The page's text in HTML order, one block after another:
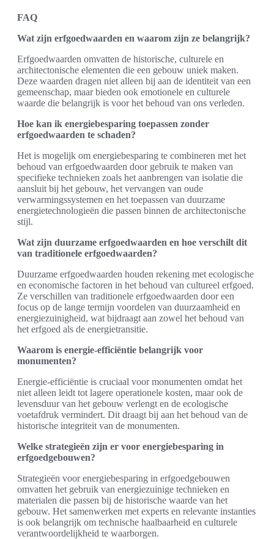
FAQ
Wat zijn erfgoedwaarden en waarom zijn ze belangrijk?
Erfgoedwaarden omvatten de historische, culturele en
architectonische elementen die een gebouw uniek maken.
Deze waarden dragen niet alleen bij aan de identiteit van een
gemeenschap, maar bieden ook emotionele en culturele
waarde die belangrijk is voor het behoud van ons verleden.
Hoe kan ik energiebesparing toepassen zonder
erfgoedwaarden te schaden?
Het is mogelijk om energiebesparing te combineren met het
behoud van erfgoedwaarden door gebruik te maken van
specifieke technieken zoals het aanbrengen van isolatie die
aansluit bij het gebouw, het vervangen van oude
verwarmingssystemen en het toepassen van duurzame
energietechnologieën die passen binnen de architectonische
stijl.
Wat zijn duurzame erfgoedwaarden en hoe verschilt dit
van traditionele erfgoedwaarden?
Duurzame erfgoedwaarden houden rekening met ecologische
en economische factoren in het behoud van cultureel erfgoed.
Ze verschillen van traditionele erfgoedwaarden door een
focus op de lange termijn voordelen van duurzaamheid en
energiezuinigheid, wat bijdraagt aan zowel het behoud van
het erfgoed als de energietransitie.
Waarom is energie-efficiëntie belangrijk voor
monumenten?
Energie-efficiëntie is cruciaal voor monumenten omdat het
niet alleen leidt tot lagere operationele kosten, maar ook de
levensduur van het gebouw verlengt en de ecologische
voetafdruk vermindert. Dit draagt bij aan het behoud van de
historische integriteit van de monumenten.
Welke strategieën zijn er voor energiebesparing in
erfgoedgebouwen?
Strategieën voor energiebesparing in erfgoedgebouwen
omvatten het gebruik van energiezuinige technieken en
materialen die passen bij de historische waarde van het
gebouw. Het samenwerken met experts en relevante instanties
is ook belangrijk om technische haalbaarheid en culturele
verantwoordelijkheid te waarborgen.